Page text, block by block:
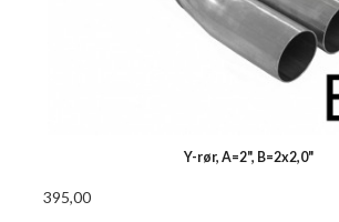
Y-rør, A=2", B=2x2,0"
395,00